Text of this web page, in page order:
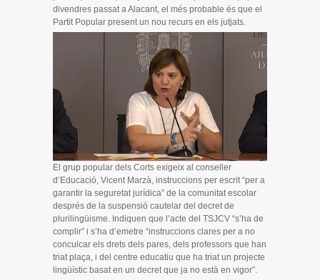
divendres passat a Alacant, el més probable és que el
Partit Popular present un nou recurs en els jutjats.
El grup popular dels Corts exigeix al conseller
d’Educació, Vicent Marzà, instruccions per escrit “per a
garantir la seguretat jurídica” de la comunitat escolar
després de la suspensió cautelar del decret de
plurilingüisme. Indiquen que l’acte del TSJCV “s’ha de
complir” i s’ha d’emetre “instruccions clares per a no
conculcar els drets dels pares, dels professors que han
triat plaça, i del centre educatiu que ha triat un projecte
lingüístic basat en un decret que ja no està en vigor”.